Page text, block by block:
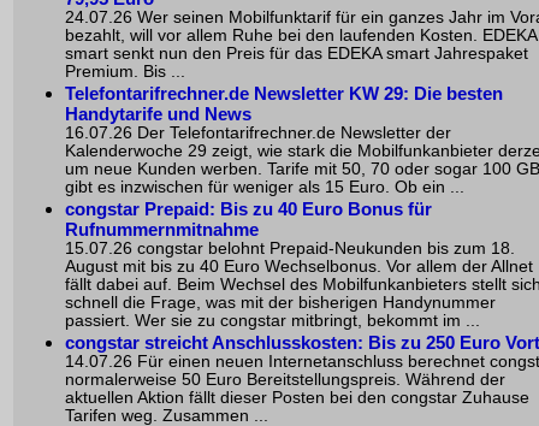
24.07.26 Wer seinen Mobilfunktarif für ein ganzes Jahr im
bezahlt, will vor allem Ruhe bei den laufenden Kosten. EDEKA
smart senkt nun den Preis für das EDEKA smart Jahrespaket
Premium. Bis ...
Telefontarifrechner.de Newsletter KW 29: Die besten
Handytarife und News
16.07.26 Der Telefontarifrechner.de Newsletter der
Kalenderwoche 29 zeigt, wie stark die Mobilfunkanbieter
um neue Kunden werben. Tarife mit 50, 70 oder sogar 100 GB
gibt es inzwischen für weniger als 15 Euro. Ob ein ...
congstar Prepaid: Bis zu 40 Euro Bonus für
Rufnummernmitnahme
15.07.26 congstar belohnt Prepaid-Neukunden bis zum 18.
August mit bis zu 40 Euro Wechselbonus. Vor allem der Allnet
fällt dabei auf. Beim Wechsel des Mobilfunkanbieters stellt
schnell die Frage, was mit der bisherigen Handynummer
passiert. Wer sie zu congstar mitbringt, bekommt im ...
congstar streicht Anschlusskosten: Bis zu 250 Euro
14.07.26 Für einen neuen Internetanschluss berechnet
normalerweise 50 Euro Bereitstellungspreis. Während der
aktuellen Aktion fällt dieser Posten bei den congstar Zuhause
Tarifen weg. Zusammen ...